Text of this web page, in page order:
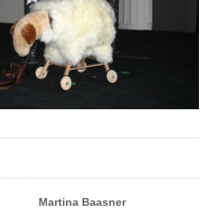
Martina Baasner